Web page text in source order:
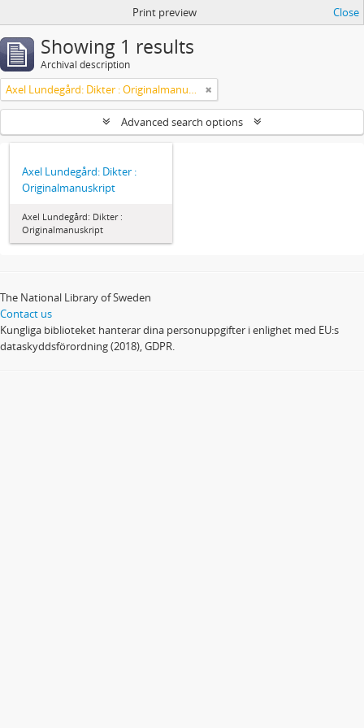
Print preview Close
Showing 1 results
Archival description
Axel Lundegård: Dikter : Originalmanuskript
Advanced search options
Axel Lundegård: Dikter :
Originalmanuskript
Axel Lundegård: Dikter :
Originalmanuskript
The National Library of Sweden
Contact us
Kungliga biblioteket hanterar dina personuppgifter i enlighet med EU:s
dataskyddsförordning (2018), GDPR.